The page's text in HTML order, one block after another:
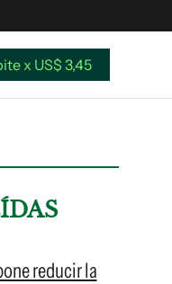
x US$ 3,45
reducir la